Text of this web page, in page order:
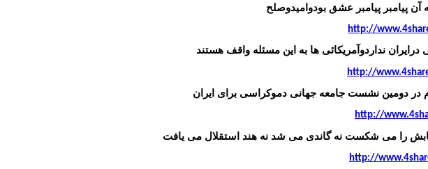
پیامبر پیامبر عشق بودوامیدوصلح
http://
نداردوآمریکائی ها به این مسئله واقف هستند
http://
در دومین نشست جامعه جهانی دموکراسی برای ایران
http://
را می شکست نه گاندی می شد نه هند استقلال می یافت
http://